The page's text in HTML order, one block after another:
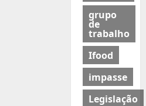
grupo
de
trabalho
Ifood
impasse
Legislação